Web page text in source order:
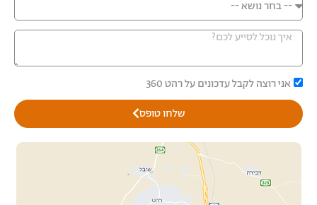
אני רוצה לקבל עדכונים על רהט 360
שלחו טופס